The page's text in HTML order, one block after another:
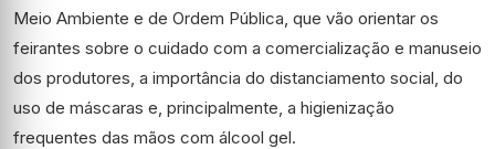
Meio Ambiente e de Ordem Pública, que vão orientar os
feirantes sobre o cuidado com a comercialização e manuseio
dos produtores, a importância do distanciamento social, do
uso de máscaras e, principalmente, a higienização
frequentes das mãos com álcool gel.